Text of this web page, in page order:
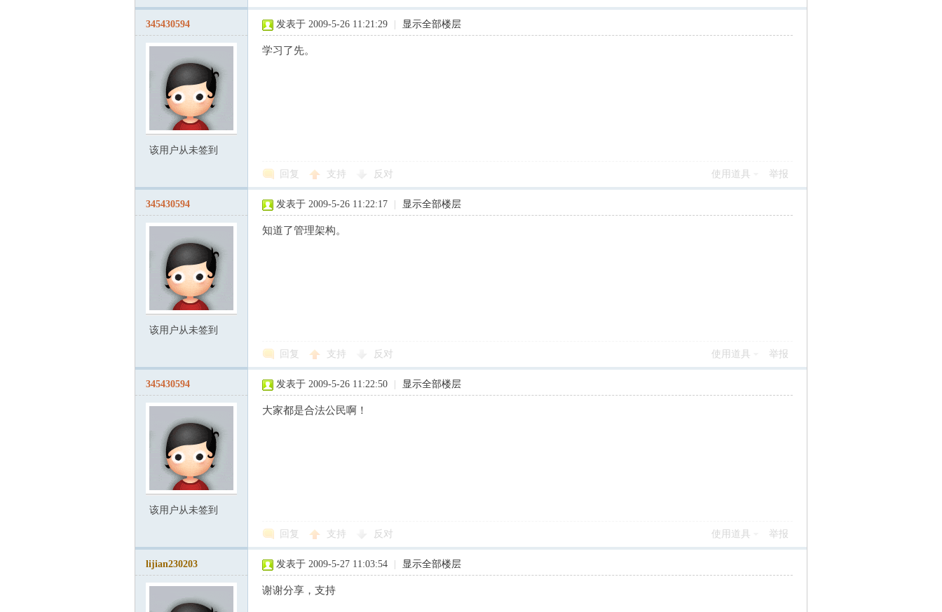
|
345430594
该用户从未签到
发表于 2009-5-26 11:21:29 显示全部楼层
学习了先。
回复 支持 反对 使用道具 举报
345430594
该用户从未签到
发表于 2009-5-26 11:22:17 显示全部楼层
知道了管理架构。
回复 支持 反对 使用道具 举报
345430594
该用户从未签到
发表于 2009-5-26 11:22:50 显示全部楼层
大家都是合法公民啊！
回复 支持 反对 使用道具 举报
lijian230203 发表于 2009-5-27 11:03:54 显示全部楼层
谢谢分享，支持